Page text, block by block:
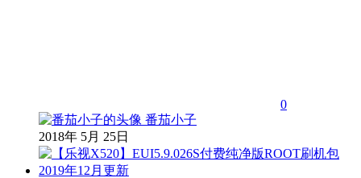
0
番茄小子
2018年 5月 25日